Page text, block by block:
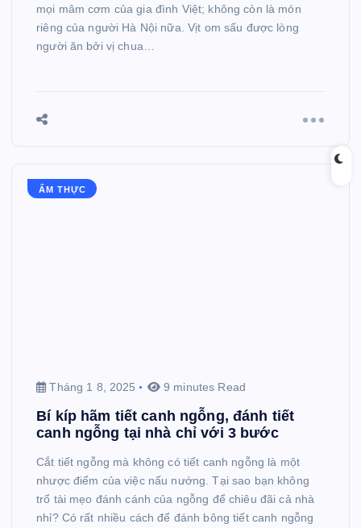
mọi mâm cơm của gia đình Việt; không còn là món
riêng của người Hà Nội nữa. Vịt om sấu được lòng
người ăn bởi vị chua…
ẨM THỰC
Tháng 1 8, 2025 9 minutes Read
Bí kíp hãm tiết canh ngỗng, đánh tiết
canh ngỗng tại nhà chỉ với 3 bước
Cắt tiết ngỗng mà không có tiết canh ngỗng là một
nhược điểm của việc nấu nướng. Tại sao bạn không
trổ tài mẹo đánh cánh của ngỗng để chiêu đãi cả nhà
nhỉ? Có rất nhiều cách để đánh bông tiết canh ngỗng